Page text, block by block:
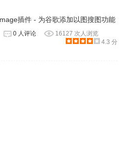
插件 - 为谷歌添加以图搜图功能
0 人评论
16127 次人浏览
4.3 分